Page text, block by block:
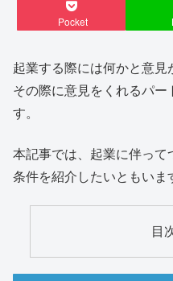
Pocket
起業する際には何かと意見
その際に意見をくれるパ
す。
本記事では、起業に伴っ
条件を紹介したいともいま
目